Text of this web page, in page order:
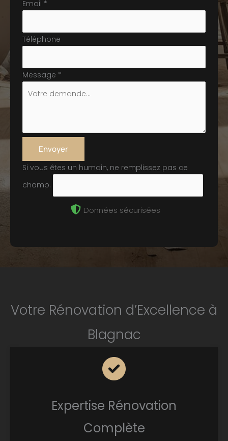
Email *
Téléphone
Message *
Envoyer
Si vous êtes un humain, ne remplissez pas ce
champ.
Données sécurisées
Votre Rénovation d’Excellence à
Blagnac
Expertise Rénovation
Complète